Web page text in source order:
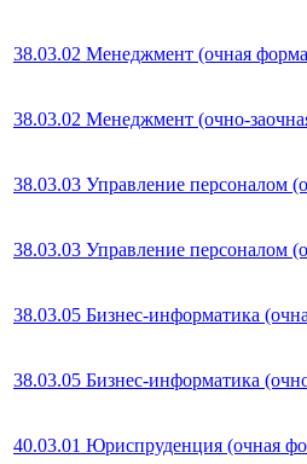
38.03.02 Менеджмент (очная
38.03.02 Менеджмент (очно-
38.03.03 Управление персоналом
38.03.03 Управление персоналом
38.03.05 Бизнес-информатика
38.03.05 Бизнес-информатика
40.03.01 Юриспруденция (очная